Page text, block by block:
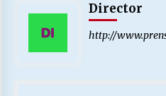
¿Asesores con
Director
http://